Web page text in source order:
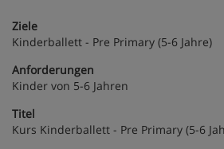
Ziele
Kinderballett - Pre Primary (5-6 Jahre)
Anforderungen
Kinder von 5-6 Jahren
Titel
Kurs Kinderballett - Pre Primary (5-6